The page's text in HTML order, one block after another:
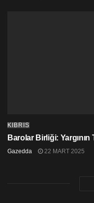
KIBRIS
Barolar Birliği: Yargının
Gazedda 22 MART 2025